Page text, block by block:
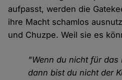
aufpasst, werden die
ihre Macht schamlos
und Chuzpe. Weil sie es
"Wenn du nicht für das
dann bist du nicht der